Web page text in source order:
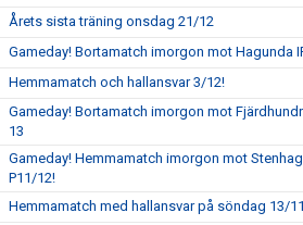
Årets sista träning onsdag 21/12
Gameday! Bortamatch imorgon mot Hagunda
Hemmamatch och hallansvar 3/12!
Gameday! Bortamatch imorgon mot
13
Gameday! Hemmamatch imorgon mot
P11/12!
Hemmamatch med hallansvar på söndag 13/11